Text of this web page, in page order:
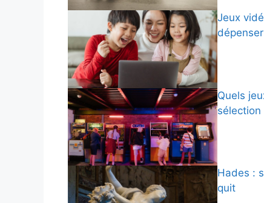
Jeux
Quels
sélection
Hades :
quit